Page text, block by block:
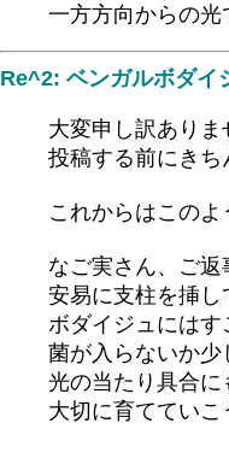
一方方向からの
Re^2: ベンガルボダイ
大変申し訳ありま
投稿する前にきち
これからはこのよ
なご実さん、ご返
安易に支柱を挿し
ボダイジュにはす
菌が入らないか少
光の当たり具合に
大切に育てていこ